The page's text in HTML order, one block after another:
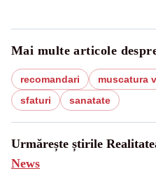
Mai multe articole
recomandari muscatura
sfaturi
sanatate
Urmărește știrile
News